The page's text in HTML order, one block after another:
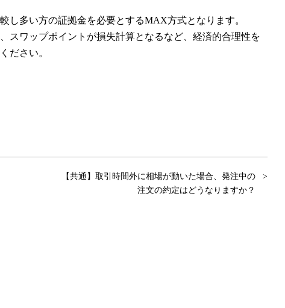
し多い方の証拠金を必要とするMAX方式となります。
スワップポイントが損失計算となるなど、経済的合理性を
ださい。
【共通】取引時間外に相場が動いた場合、発注中の
注文の約定はどうなりますか？